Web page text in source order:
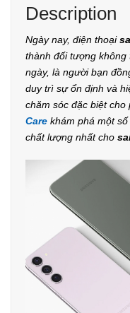
Description
Ngày nay, điện thoại
thành đối tượng
ngày, là người bạn
duy trì sự ổn định và
chăm sóc đặc biệt cho
Care khám phá một
chất lượng nhất cho